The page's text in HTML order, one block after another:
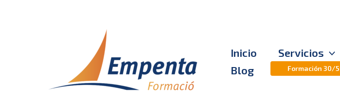
Inicio Servicios
Blog
Formación 30/